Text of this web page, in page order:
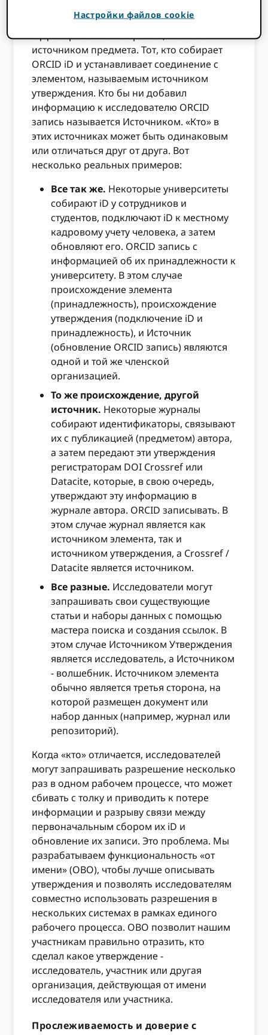
опубликовал действие или является
аффилированной стороной, является
источником предмета. Тот, кто собирает
ORCID iD и устанавливает соединение с
элементом, называемым источником
утверждения. Кто бы ни добавил
информацию к исследователю ORCID
запись называется Источником. «Кто» в
этих источниках может быть одинаковым
или отличаться друг от друга. Вот
несколько реальных примеров:
Все так же. Некоторые университеты
собирают iD у сотрудников и
студентов, подключают iD к местному
кадровому учету человека, а затем
обновляют его. ORCID запись с
информацией об их принадлежности к
университету. В этом случае
происхождение элемента
(принадлежность), происхождение
утверждения (подключение iD и
принадлежность), и Источник
(обновление ORCID запись) являются
одной и той же членской
организацией.
То же происхождение, другой
источник. Некоторые журналы
собирают идентификаторы, связывают
их с публикацией (предметом) автора,
а затем передают эти утверждения
регистраторам DOI Crossref или
Datacite, которые, в свою очередь,
утверждают эту информацию в
журнале автора. ORCID записывать. В
этом случае журнал является как
источником элемента, так и
источником утверждения, а Crossref /
Datacite является источником.
Все разные. Исследователи могут
запрашивать свои существующие
статьи и наборы данных с помощью
мастера поиска и создания ссылок. В
этом случае Источником Утверждения
является исследователь, а Источником
- волшебник. Источником элемента
обычно является третья сторона, на
которой размещен документ или
набор данных (например, журнал или
репозиторий).
Когда «кто» отличается, исследователей
могут запрашивать разрешение несколько
раз в одном рабочем процессе, что может
сбивать с толку и приводить к потере
информации и разрыву связи между
первоначальным сбором их iD и
обновление их записи. Это проблема. Мы
разрабатываем функциональность «от
имени» (OBO), чтобы лучше описывать
утверждения и позволять исследователям
совместно использовать разрешения в
нескольких системах в рамках единого
рабочего процесса. OBO позволит нашим
участникам правильно отразить, кто
сделал какое утверждение -
исследователь, участник или другая
организация, действующая от имени
исследователя или участника.
Прослеживаемость и доверие с
Настройки файлов cookie